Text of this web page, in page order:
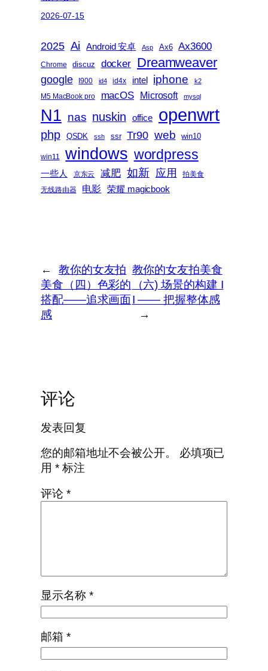
2026-07-15
2025 Ai Android 安卓 Asp Ax6 Ax3600
Chrome discuz docker Dreamweaver
google I900 id4 id4x intel iphone k2
M5 MacBook pro macOS Microsoft mysql
N1 nas nuskin office openwrt
php QSDK ssh ssr Tr90 web win10
win11 windows wordpress
一些人 京东云 减肥 如新 应用
拍美食
无线路由器
电影 荣耀 magicbook
←
教你的女友拍
美食（四）色彩的
搭配——追求画面
感
教你的女友拍美食
（六) 场景的构建 I
I —— 把握整体感
→
评论
发表回复
您的邮箱地址不会被公开。
必填项已
用 *标注
评论 *
显示名称 *
邮箱 *